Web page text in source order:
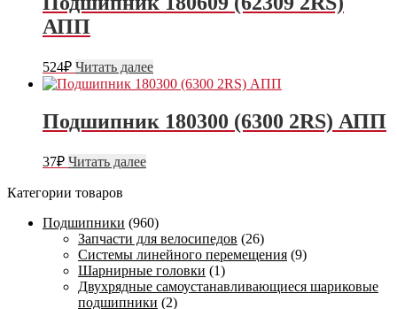
АПП
524₽ Читать далее
Подшипник 180300 (6300 2RS) АПП
37₽ Читать далее
Категории товаров
Подшипники (960)
Запчасти для велосипедов (26)
Системы линейного перемещения (9)
Шарнирные головки (1)
Двухрядные самоустанавливающиеся шариковые
подшипники (2)